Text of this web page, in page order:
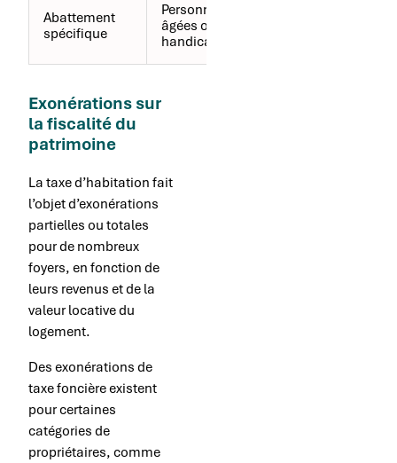
Abattement
spécifique
Personnes
âgées ou
handicapées
Exonérations sur
la fiscalité du
patrimoine
La taxe d’habitation fait
l’objet d’exonérations
partielles ou totales
pour de nombreux
foyers, en fonction de
leurs revenus et de la
valeur locative du
logement.
Des exonérations de
taxe foncière existent
pour certaines
catégories de
propriétaires, comme